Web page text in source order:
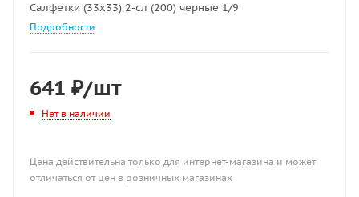
Салфетки (33х33) 2-сл (200) черные 1/9
Подробности
641 ₽/шт
Нет в наличии
Цена действительна только для интернет-магазина и может
отличаться от цен в розничных магазинах